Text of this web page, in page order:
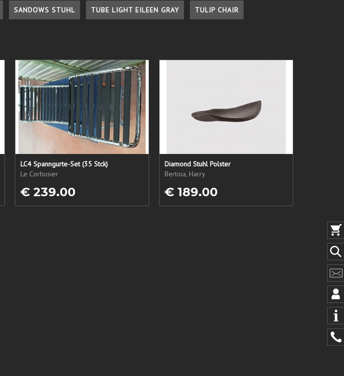
SANDOWS STUHL TUBE LIGHT EILEEN GRAY TULIP CHAIR
LC4 Spanngurte-Set (35 Stck)
Le Corbusier
€ 239.00
Diamond Stuhl Polster
Bertoia, Harry
€ 189.00